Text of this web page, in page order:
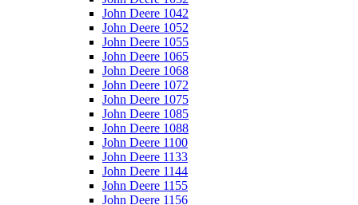
John Deere 1042
John Deere 1052
John Deere 1055
John Deere 1065
John Deere 1068
John Deere 1072
John Deere 1075
John Deere 1085
John Deere 1088
John Deere 1100
John Deere 1133
John Deere 1144
John Deere 1155
John Deere 1156